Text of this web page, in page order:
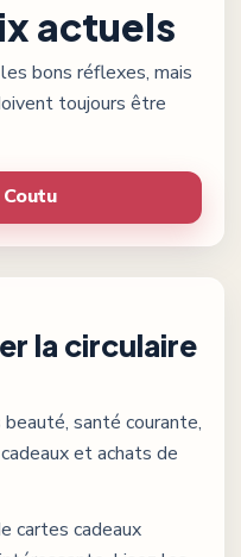
actuels
bons réflexes, mais
toujours être
la circulaire
santé courante,
et achats de
cartes cadeaux